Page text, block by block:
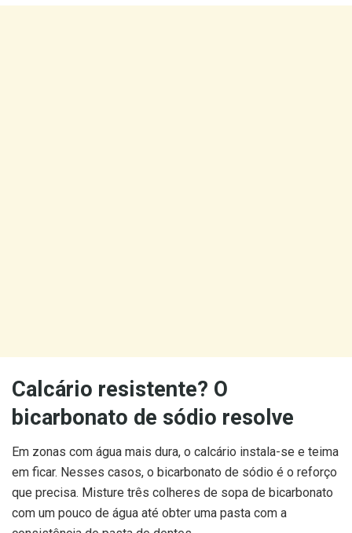
Calcário resistente? O
bicarbonato de sódio resolve
Em zonas com água mais dura, o calcário instala-se e teima
em ficar. Nesses casos, o bicarbonato de sódio é o reforço
que precisa. Misture três colheres de sopa de bicarbonato
com um pouco de água até obter uma pasta com a